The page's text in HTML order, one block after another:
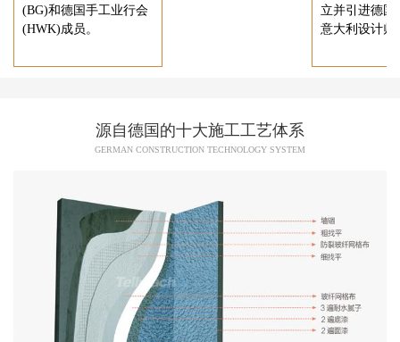
(BG)和德国手工业行会
(HWK)成员。
立并引进德国
意大利设计师
源自德国的十大施工工艺体系
GERMAN CONSTRUCTION TECHNOLOGY SYSTEM